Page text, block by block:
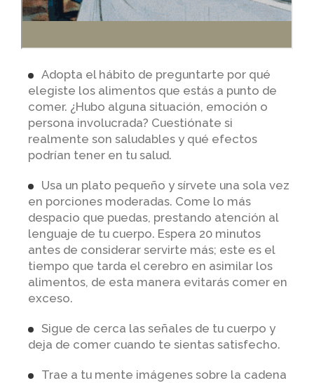
Adopta el hábito de preguntarte por qué
elegiste los alimentos que estás a punto de
comer. ¿Hubo alguna situación, emoción o
persona involucrada? Cuestiónate si
realmente son saludables y qué efectos
podrían tener en tu salud.
Usa un plato pequeño y sírvete una sola vez
en porciones moderadas. Come lo más
despacio que puedas, prestando atención al
lenguaje de tu cuerpo. Espera 20 minutos
antes de considerar servirte más; este es el
tiempo que tarda el cerebro en asimilar los
alimentos, de esta manera evitarás comer en
exceso.
Sigue de cerca las señales de tu cuerpo y
deja de comer cuando te sientas satisfecho.
Trae a tu mente imágenes sobre la cadena